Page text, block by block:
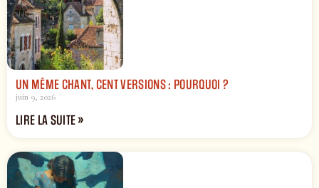
UN MÊME CHANT, CENT VERSIONS : POURQUOI ?
juin 9, 2026
LIRE LA SUITE »